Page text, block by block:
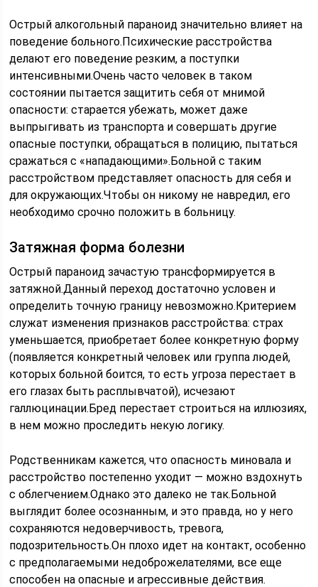
Острый алкогольный параноид значительно влияет на
поведение больного.Психические расстройства
делают его поведение резким, а поступки
интенсивными.Очень часто человек в таком
состоянии пытается защитить себя от мнимой
опасности: старается убежать, может даже
выпрыгивать из транспорта и совершать другие
опасные поступки, обращаться в полицию, пытаться
сражаться с «нападающими».Больной с таким
расстройством представляет опасность для себя и
для окружающих.Чтобы он никому не навредил, его
необходимо срочно положить в больницу.
Затяжная форма болезни
Острый параноид зачастую трансформируется в
затяжной.Данный переход достаточно условен и
определить точную границу невозможно.Критерием
служат изменения признаков расстройства: страх
уменьшается, приобретает более конкретную форму
(появляется конкретный человек или группа людей,
которых больной боится, то есть угроза перестает в
его глазах быть расплывчатой), исчезают
галлюцинации.Бред перестает строиться на иллюзиях,
в нем можно проследить некую логику.
Родственникам кажется, что опасность миновала и
расстройство постепенно уходит — можно вздохнуть
с облегчением.Однако это далеко не так.Больной
выглядит более осознанным, и это правда, но у него
сохраняются недоверчивость, тревога,
подозрительность.Он плохо идет на контакт, особенно
с предполагаемыми недоброжелателями, все еще
способен на опасные и агрессивные действия.